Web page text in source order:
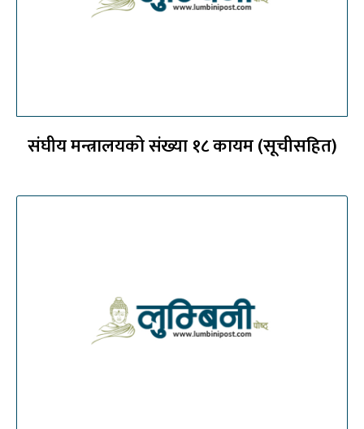
संघीय मन्त्रालयको संख्या १८ कायम (सूचीसहित)